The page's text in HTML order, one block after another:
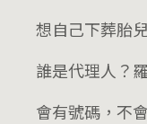
想自己下葬胎
誰是代理人？
會有號碼，不